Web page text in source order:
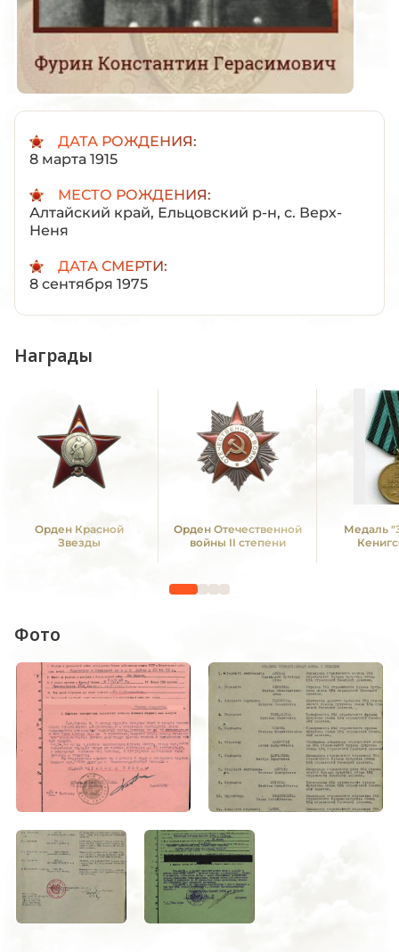
ДАТА РОЖДЕНИЯ:
8 марта 1915
МЕСТО РОЖДЕНИЯ:
Алтайский край, Ельцовский р-н, с. Верх-
Неня
ДАТА СМЕРТИ:
8 сентября 1975
Награды
Орден Красной
Звезды
Орден Отечественной
войны II степени
Медаль
Фото